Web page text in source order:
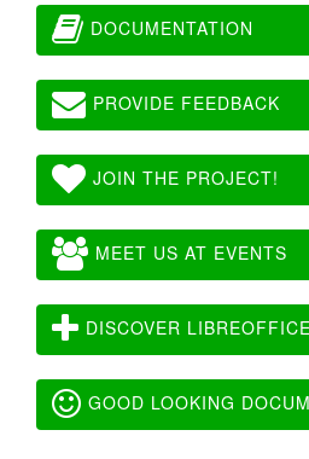
DOCUMENTATION
PROVIDE FEEDBACK
JOIN THE PROJECT!
MEET US AT EVENTS
DISCOVER LIBREOFFICE
GOOD LOOKING